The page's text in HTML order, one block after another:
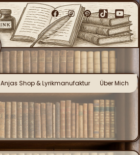
Anjas Shop & Lyrikmanufaktur Über Mich